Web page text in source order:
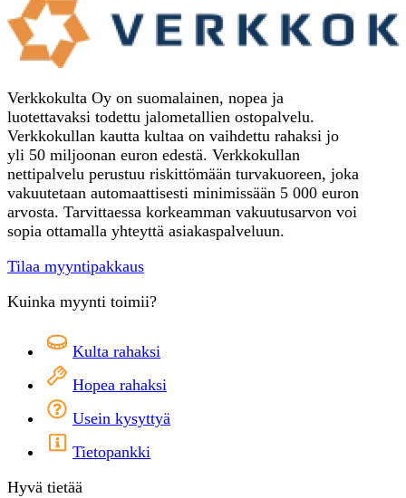
Verkkokulta Oy on suomalainen, nopea ja
luotettavaksi todettu jalometallien ostopalvelu.
Verkkokullan kautta kultaa on vaihdettu rahaksi jo
yli 50 miljoonan euron edestä. Verkkokullan
nettipalvelu perustuu riskittömään turvakuoreen, joka
vakuutetaan automaattisesti minimissään 5 000 euron
arvosta. Tarvittaessa korkeamman vakuutusarvon voi
sopia ottamalla yhteyttä asiakaspalveluun.
Tilaa myyntipakkaus
Kuinka myynti toimii?
Kulta rahaksi
Hopea rahaksi
Usein kysyttyä
Tietopankki
Hyvä tietää